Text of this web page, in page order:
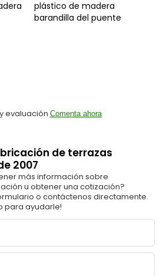
plástico de madera
barandilla del puente
evaluación Comenta ahora
de terrazas
2007
más información sobre
u obtener una cotización?
o contáctenos directamente.
para ayudarle!